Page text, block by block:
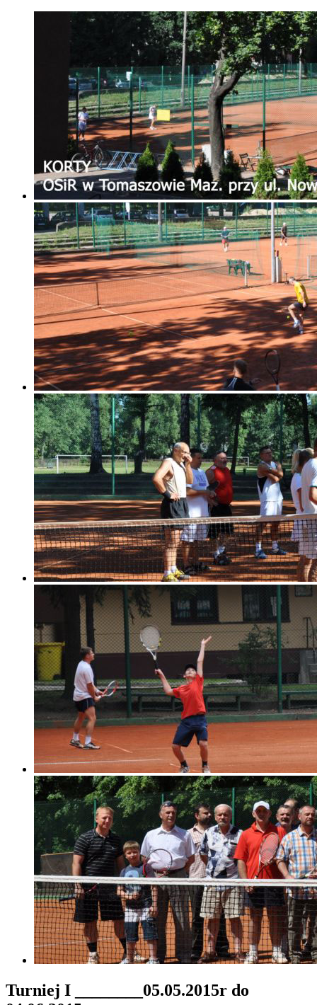
Turniej I ________05.05.2015r do